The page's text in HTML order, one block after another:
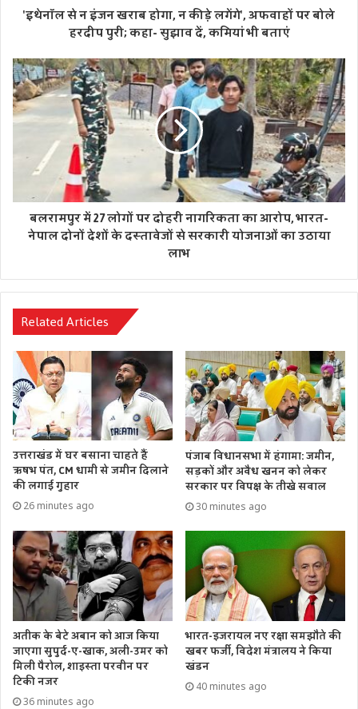
आत्मविश्वास भरे शॉट्स से भविष्य की झलक दिखा दी। वह विल जैक्स
की गेंद पर बड़ा शॉट खेलने की कोशिश में स्टंप आउट हुए।
अब 7 जुलाई को नॉटिंघम में खेले जाने वाले इंग्लैंड के खिलाफ तीसरे
टी20 मुकाबले पर सभी की नजरें होंगी। क्रिकेट प्रशंसकों को उम्मीद है
कि वैभव सूर्यवंशी इस मैच में बड़ी पारी खेलकर अपनी प्रतिभा का
दमदार प्रदर्शन करेंगे।
'इथेनॉल से न इंजन खराब होगा, न कीड़े लगेंगे', अफवाहों पर बोले
हरदीप पुरी; कहा- सुझाव दें, कमियां भी बताएं
बलरामपुर में 27 लोगों पर दोहरी नागरिकता का आरोप, भारत-
नेपाल दोनों देशों के दस्तावेजों से सरकारी योजनाओं का उठाया
लाभ
Related Articles
उत्तराखंड में घर बसाना चाहते हैं
ऋषभ पंत, CM धामी से जमीन दिलाने
की लगाई गुहार
26 minutes ago
पंजाब विधानसभा में हंगामा: जमीन,
सड़कों और अवैध खनन को लेकर
सरकार पर विपक्ष के तीखे सवाल
30 minutes ago
अतीक के बेटे अबान को आज किया
जाएगा सुपुर्द-ए-खाक, अली-उमर को
मिली पैरोल, शाइस्ता परवीन पर
टिकी नजर
36 minutes ago
भारत-इजरायल नए रक्षा समझौते की
खबर फर्जी, विदेश मंत्रालय ने किया
खंडन
40 minutes ago